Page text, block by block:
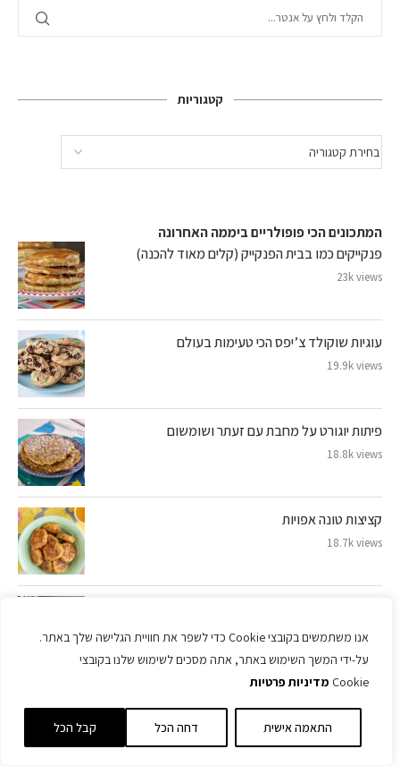
אנו משתמשים בקובצי Cookie כדי לשפר את חוויית הגלישה שלך באתר.
על-ידי המשך השימוש באתר, אתה מסכים לשימוש שלנו בקובצי
Cookie מדיניות פרטיות
התאמה אישית דחה הכל קבל הכל
קטגוריות
המתכונים הכי פופולריים ביממה האחרונה
פנקייקים כמו בבית הפנקייק (קלים מאוד להכנה)
23k views
עוגיות שוקולד צ’יפס הכי טעימות בעולם
19.9k views
פיתות יוגורט על מחבת עם זעתר ושומשום
18.8k views
קציצות טונה אפויות
18.7k views
16.8k views